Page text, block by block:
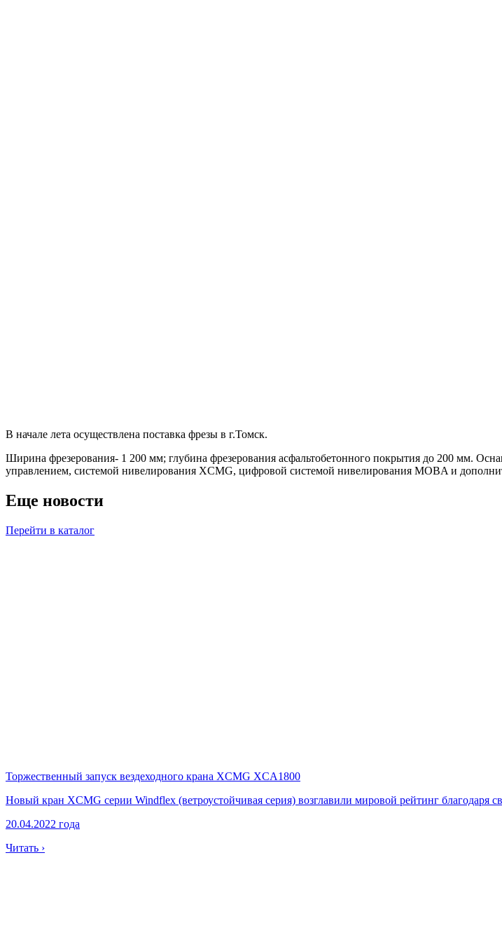
В начале лета осуществлена поставка фрезы в г.Томск.
Ширина фрезерования- 1 200 мм; глубина фрезерования асфальтобетонного покрытия до 200 мм.
управлением, системой нивелирования XCMG, цифровой системой нивелирования MOBA и
Еще новости
Перейти в каталог
Торжественный запуск вездеходного крана XCMG XCA1800
Новый кран XCMG серии Windflex (ветроустойчивая серия) возглавили мировой рейтинг благодаря
20.04.2022 года
Читать ›